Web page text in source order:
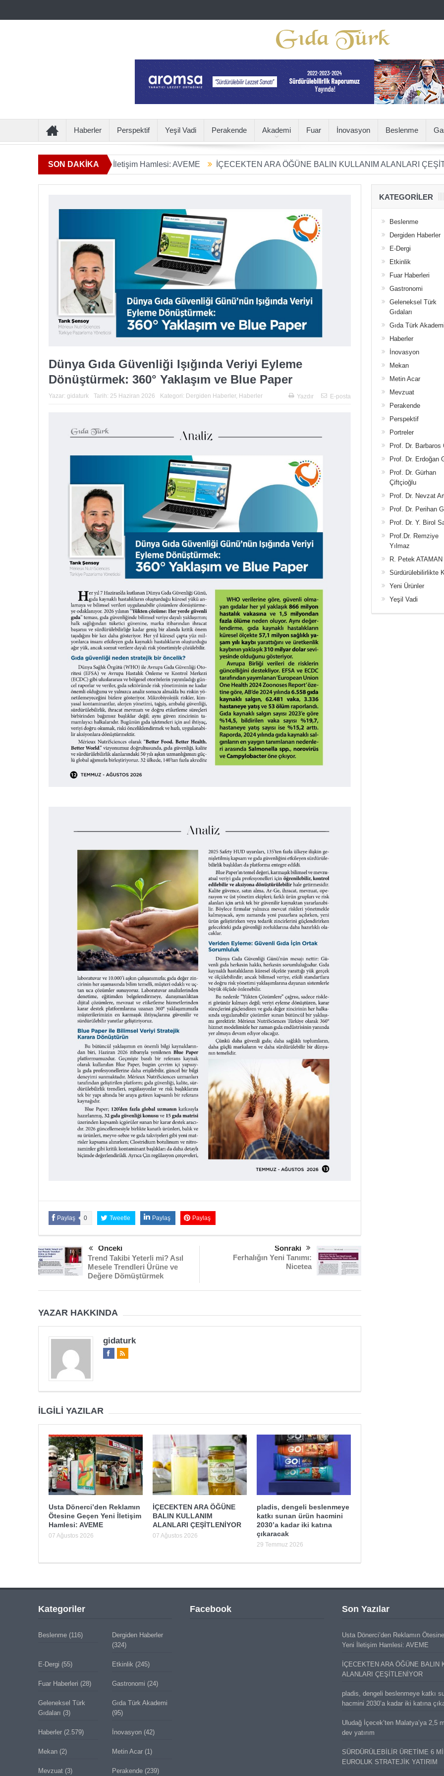
Haberler Perspektif Yeşil Vadi Perakende Akademi Fuar İnovasyon Beslenme
SON DAKİKA
Geçen Yeni İletişim Hamlesi: AVEME İÇECEKTEN ARA ÖĞÜNE BALIN KULLANIM ALANLARI ÇEŞİTLENİYOR
Dünya Gıda Güvenliği Işığında Veriyi Eyleme
Dönüştürmek: 360° Yaklaşım ve Blue Paper
Yazar: gidaturk Tarih: 25 Haziran 2026 Kategori: Dergiden Haberler, Haberler Yazdır E-posta
Paylaş 0 Tweetle Paylaş Paylaş
Önceki
Trend Takibi Yeterli mi? Asıl
Mesele Trendleri Ürüne ve
Değere Dömüştürmek
Sonraki
Ferhalığın Yeni Tanımı:
Nicetea
YAZAR HAKKINDA
gidaturk
İLGILI YAZILAR
Usta Dönerci’den Reklamın
Ötesine Geçen Yeni İletişim
Hamlesi: AVEME
07 Ağustos 2026
İÇECEKTEN ARA ÖĞÜNE
BALIN KULLANIM
ALANLARI ÇEŞİTLENİYOR
07 Ağustos 2026
pladis, dengeli beslenmeye
katkı sunan ürün hacmini
2030’a kadar iki katına
çıkaracak
29 Temmuz 2026
KATEGORILER
Beslenme
Dergiden Haberler
E-Dergi
Etkinlik
Fuar Haberleri
Gastronomi
Geleneksel Türk
Gıdaları
Gıda Türk Akademi
Haberler
İnovasyon
Mekan
Metin Acar
Mevzuat
Perakende
Perspektif
Portreler
Prof. Dr. Barbaros
Prof. Dr. Erdoğan
Prof. Dr. Gürhan
Çiftçioğlu
Prof. Dr. Nevzat
Prof. Dr. Perihan
Prof. Dr. Y. Birol
Prof.Dr. Remziye
Yılmaz
R. Petek ATAMAN
Sürdürülebilirlikte
Yeni Ürünler
Yeşil Vadi
Kategoriler
Beslenme(116)
Dergiden Haberler
(324)
E-Dergi (55) Etkinlik (245)
Fuar Haberleri (28) Gastronomi (24)
Geleneksel Türk
Gıdaları (3)
Gıda Türk Akademi
(95)
Haberler(2.579) İnovasyon(42)
Mekan(2) Metin Acar(1)
Mevzuat(3) Perakende(239)
Facebook Son Yazılar
Usta Dönerci’den Reklamın
Yeni İletişim Hamlesi: AVEME
İÇECEKTEN ARA ÖĞÜNE BALIN
ALANLARI ÇEŞİTLENİYOR
pladis, dengeli beslenmeye katkı
hacmini 2030’a kadar iki katına
Uludağ İçecek’ten Malatya’ya 2,5
dev yatırım
SÜRDÜRÜLEBİLİR ÜRETİME 6
EUROLUK STRATEJİK YATIRIM